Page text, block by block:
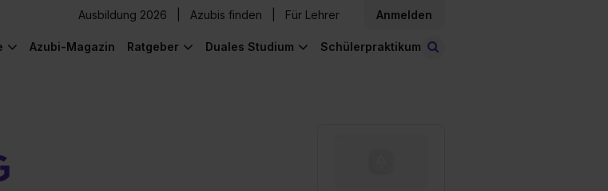
Ausbildung 2026 Azubis finden Für Lehrer Anmelden
Azubi-Magazin Ratgeber Duales Studium Schülerpraktikum